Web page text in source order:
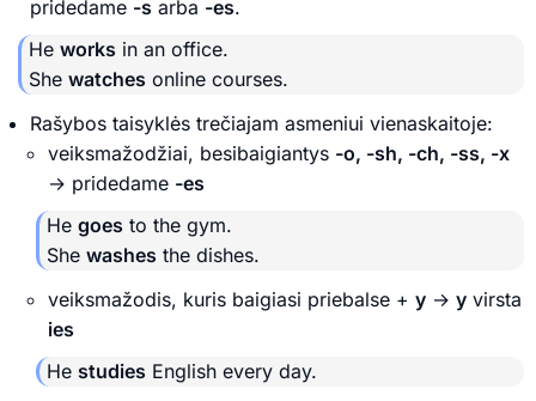
pridedame -s arba -es.
He works in an office.
She watches online courses.
Rašybos taisyklės trečiajam asmeniui vienaskaitoje:
veiksmažodžiai, besibaigiantys -o, -sh, -ch, -ss, -x
→ pridedame -es
He goes to the gym.
She washes the dishes.
veiksmažodis, kuris baigiasi priebalse + y → y virsta
ies
He studies English every day.